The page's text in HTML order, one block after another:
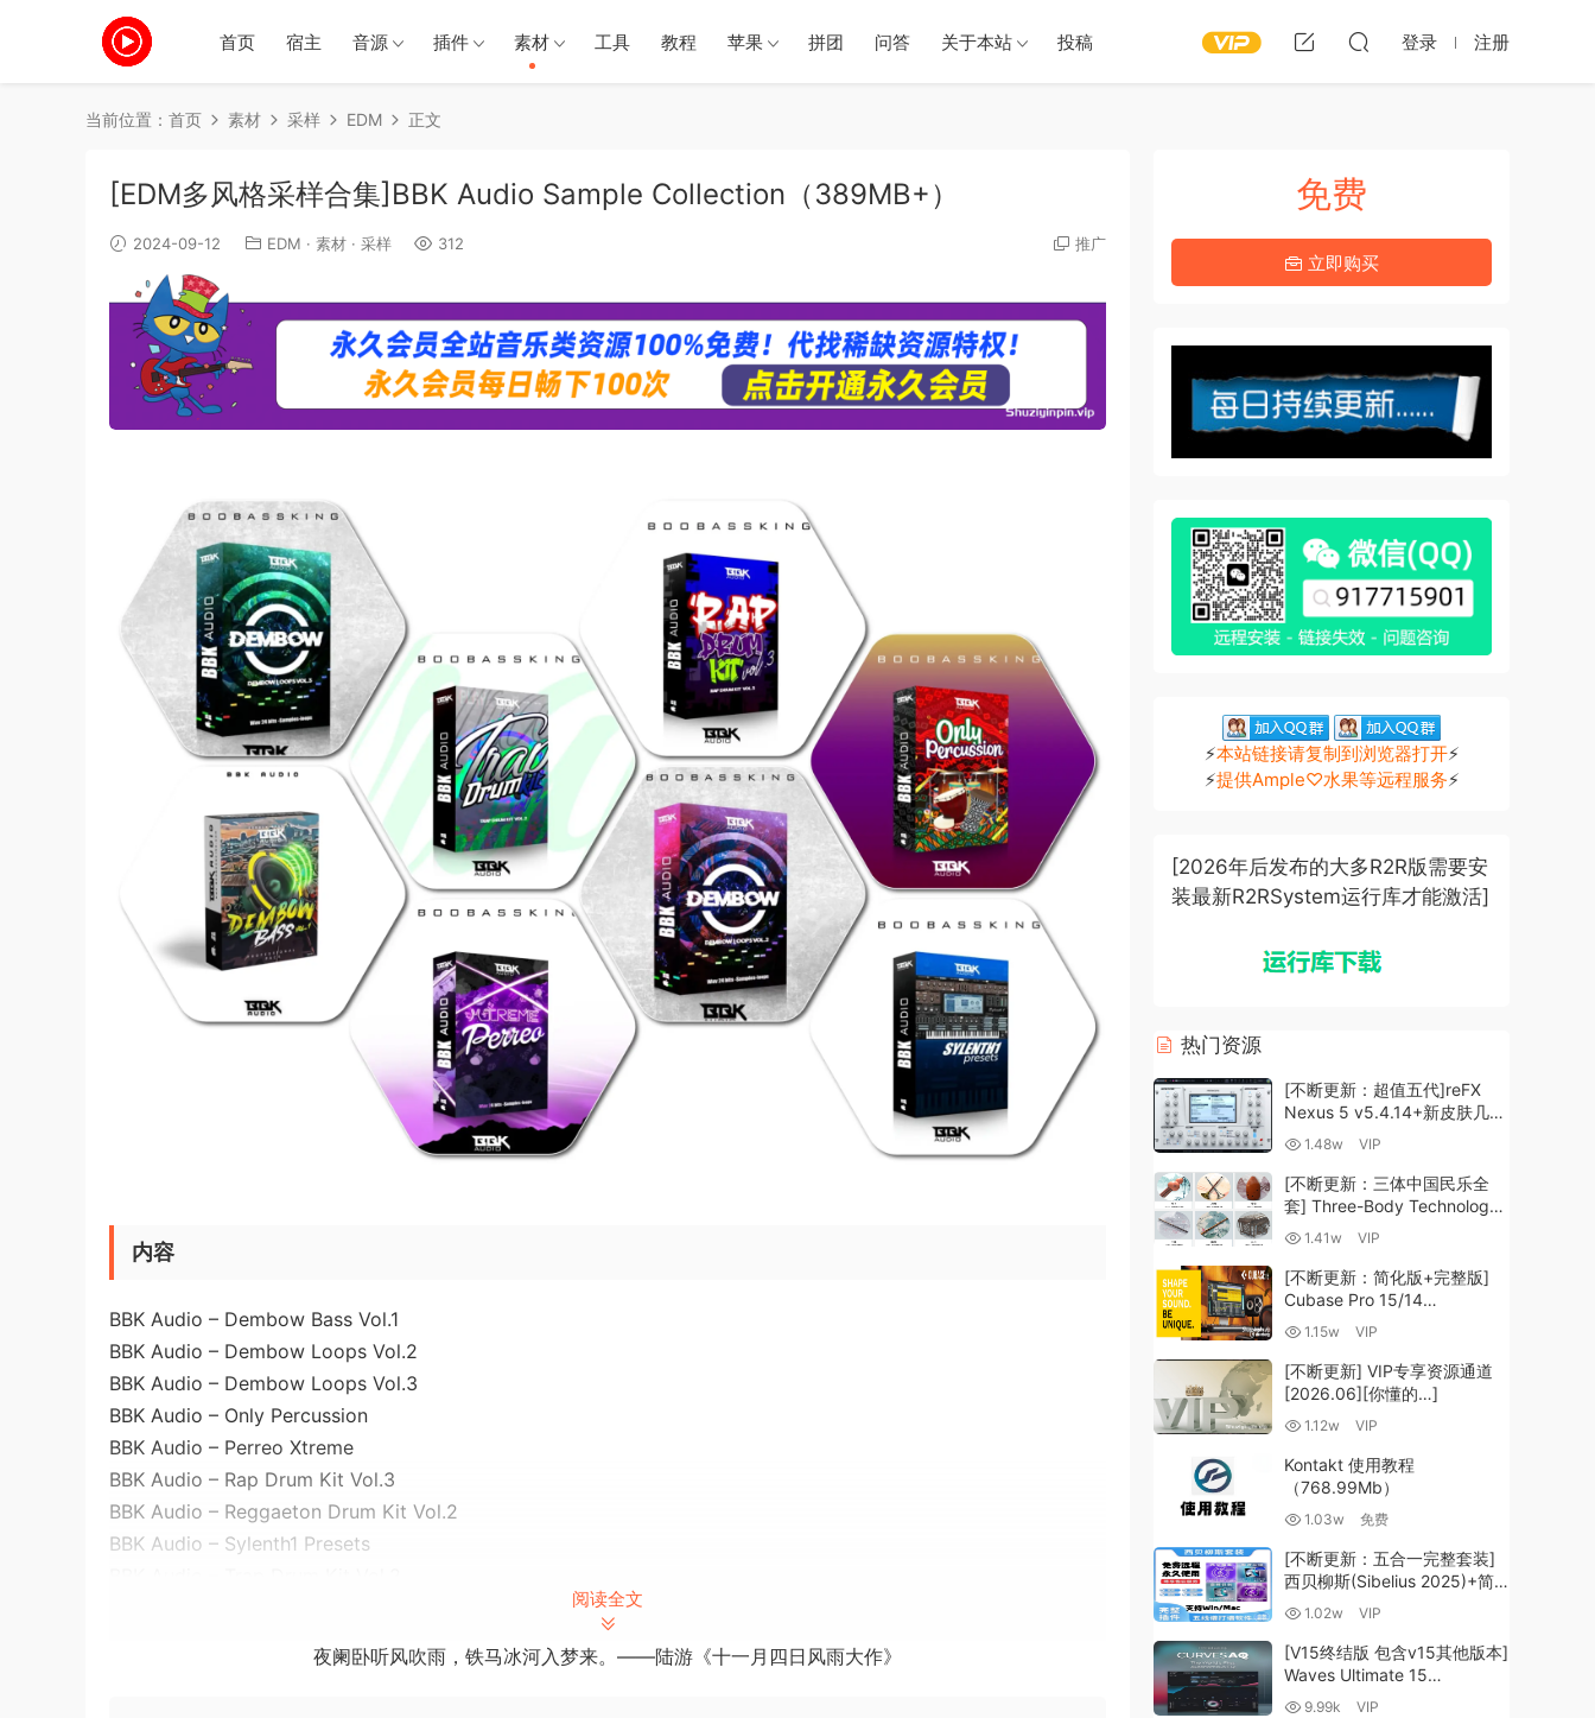
首页 宿主 音源 插件 素材 工具 教程 苹果 拼团 问答 关于本站 投稿 登录 注册
当前位置： 首页 素材 采样 EDM 正文
[EDM多风格采样合集]BBK Audio Sample Collection（389MB+）
2024-09-12 EDM · 素材 · 采样 312 推广
内容
BBK Audio – Dembow Bass Vol.1
BBK Audio – Dembow Loops Vol.2
BBK Audio – Dembow Loops Vol.3
BBK Audio – Only Percussion
BBK Audio – Perreo Xtreme
BBK Audio – Rap Drum Kit Vol.3
BBK Audio – Reggaeton Drum Kit Vol.2
BBK Audio – Sylenth1 Presets
阅读全文
夜阑卧听风吹雨，铁马冰河入梦来。——陆游《十一月四日风雨大作》
免费
立即购买
⚡本站链接请复制到浏览器打开⚡
⚡提供Ample♡水果等远程服务⚡
[2026年后发布的大多R2R版需要安
装最新R2RSystem运行库才能激活]
热门资源
[不断更新：超值五代]reFX
Nexus 5 v5.4.14+新皮肤几十
套+原厂+全套扩展+教程
1.48w VIP
[不断更新：三体中国民乐全
套] Three-Body Technology-
R2R [WiN, MacOSX]
1.41w VIP
[不断更新：简化版+完整版]
Cubase Pro 15/14
VR/R2R/U2B+原厂音源+插件
MacOSX]（704.0MB+）
1.15w VIP
[不断更新] VIP专享资源通道
[2026.06][你懂的…]
1.12w VIP
Kontakt 使用教程
（768.99Mb）
1.03w 免费
[不断更新：五合一完整套装]
西贝柳斯(Sibelius 2025)+简
谱插件V8+图片识别+音频识别
MacOSX]（80.48GB+）
1.02w VIP
[V15终结版 包含v15其他版本]
Waves Ultimate 15
v25.05.27+一键安装版+安装
9.99k VIP